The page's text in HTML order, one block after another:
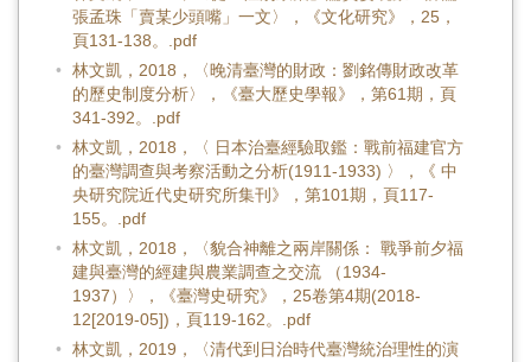
張孟珠「賣某少頭嘴」一文〉，《文化研究》，25，
頁131-138。.pdf
林文凱，2018，〈晚清臺灣的財政：劉銘傳財政改革
的歷史制度分析〉，《臺大歷史學報》，第61期，頁
341-392。.pdf
林文凱，2018，〈 日本治臺經驗取鑑：戰前福建官方
的臺灣調查與考察活動之分析(1911-1933) 〉，《 中
央研究院近代史研究所集刊》，第101期，頁117-
155。.pdf
林文凱，2018，〈貌合神離之兩岸關係： 戰爭前夕福
建與臺灣的經建與農業調查之交流 （1934-
1937）〉，《臺灣史研究》，25卷第4期(2018-
12[2019-05])，頁119-162。.pdf
林文凱，2019，〈清代到日治時代臺灣統治理性的演